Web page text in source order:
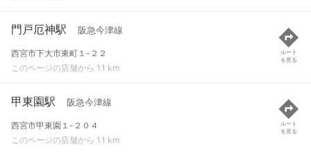
門戸厄神駅 阪急今津線
西宮市下大市東町１-２２
このページの店舗から 1.1 km
ルート
を見る
甲東園駅 阪急今津線
西宮市甲東園１-２０４
このページの店舗から 1.1 km
ルート
を見る